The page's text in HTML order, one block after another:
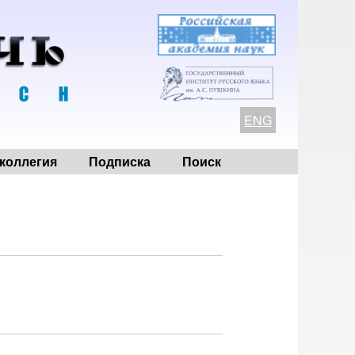
ENG
Подписка Поиск